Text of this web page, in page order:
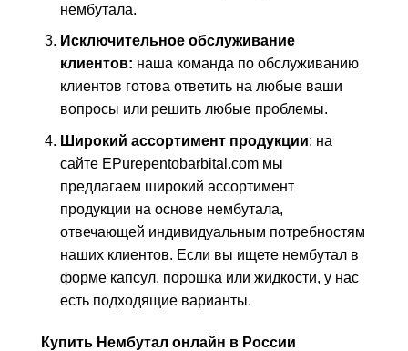
нембутала.
Исключительное обслуживание
клиентов: наша команда по обслуживанию
клиентов готова ответить на любые ваши
вопросы или решить любые проблемы.
Широкий ассортимент продукции: на
сайте EPurepentobarbital.com мы
предлагаем широкий ассортимент
продукции на основе нембутала,
отвечающей индивидуальным потребностям
наших клиентов. Если вы ищете нембутал в
форме капсул, порошка или жидкости, у нас
есть подходящие варианты.
Купить Нембутал онлайн в России